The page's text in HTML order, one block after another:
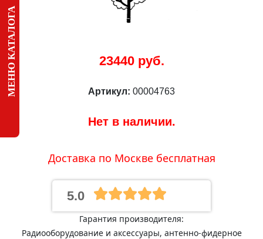
МЕНЮ КАТАЛОГА 23440 руб.
Артикул: 00004763
Нет в наличии.
Доставка по Москве бесплатная
5.0
Гарантия производителя:
Радиооборудование и аксессуары, антенно-фидерное